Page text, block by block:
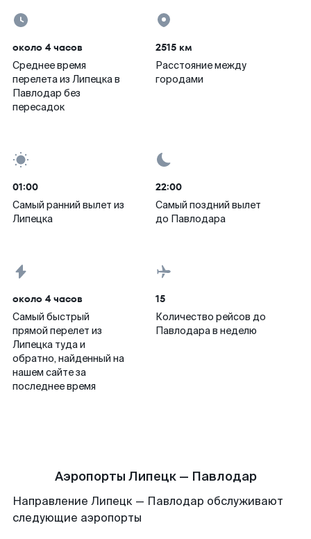
около 4 часов
Среднее время
перелета из Липецка в
Павлодар без
пересадок
2515 км
Расстояние между
городами
01:00
Самый ранний вылет из
Липецка
22:00
Самый поздний вылет
до Павлодара
около 4 часов
Самый быстрый
прямой перелет из
Липецка туда и
обратно, найденный на
нашем сайте за
последнее время
15
Количество рейсов до
Павлодара в неделю
Аэропорты Липецк — Павлодар
Направление Липецк — Павлодар обслуживают
следующие аэропорты